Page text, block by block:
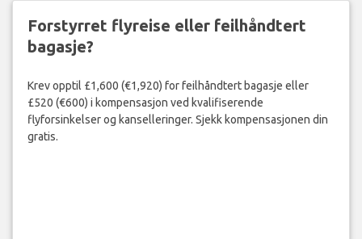
Forstyrret flyreise eller feilhåndtert
bagasje?
Krev opptil £1,600 (€1,920) for feilhåndtert bagasje eller
£520 (€600) i kompensasjon ved kvalifiserende
flyforsinkelser og kanselleringer. Sjekk kompensasjonen din
gratis.